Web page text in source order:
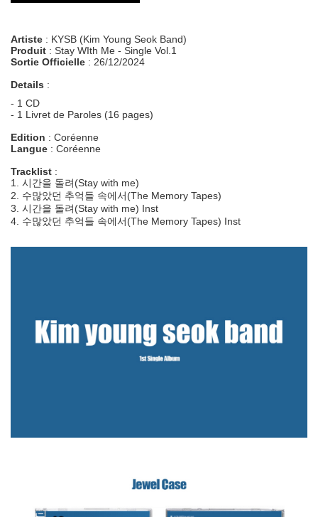
Artiste : KYSB (Kim Young Seok Band)
Produit : Stay WIth Me - Single Vol.1
Sortie Officielle : 26/12/2024
Details :
- 1 CD
- 1 Livret de Paroles (16 pages)
Edition : Coréenne
Langue : Coréenne
Tracklist :
1. 시간을 돌려(Stay with me)
2. 수많았던 추억들 속에서(The Memory Tapes)
3. 시간을 돌려(Stay with me) Inst
4. 수많았던 추억들 속에서(The Memory Tapes) Inst